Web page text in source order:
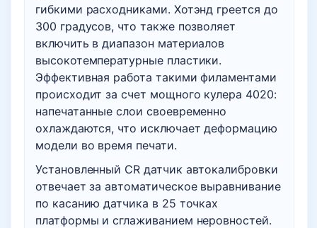
гибкими расходниками. Хотэнд греется до
300 градусов, что также позволяет
включить в диапазон материалов
высокотемпературные пластики.
Эффективная работа такими филаментами
происходит за счет мощного кулера 4020:
напечатанные слои своевременно
охлаждаются, что исключает деформацию
модели во время печати.
Установленный CR датчик автокалибровки
отвечает за автоматическое выравнивание
по касанию датчика в 25 точках
платформы и сглаживанием неровностей.